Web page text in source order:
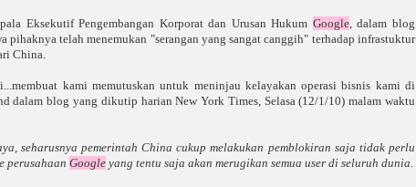
Eksekutif Pengembangan Korporat dan Urusan Hukum Google, dalam blog
pihaknya telah menemukan "serangan yang sangat canggih" terhadap infrastuktur
China.
kami memutuskan untuk meninjau kelayakan operasi bisnis kami di
dalam blog yang dikutip harian New York Times, Selasa (12/1/10) malam waktu
seharusnya pemerintah China cukup melakukan pemblokiran saja tidak perlu
perusahaan Google yang tentu saja akan merugikan semua user di seluruh dunia.